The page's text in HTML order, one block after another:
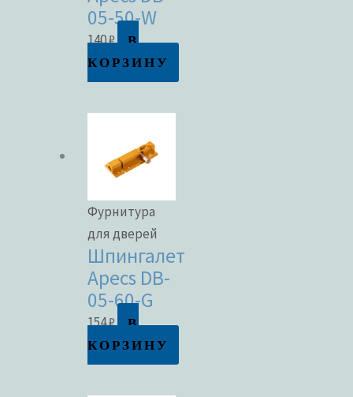
05-50-W
140₽
В
КОРЗИНУ
Фурнитура
для дверей
Шпингалет
Apecs DB-
05-60-G
154₽
В
КОРЗИНУ